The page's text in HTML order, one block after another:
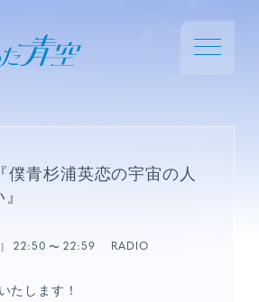
僕青杉浦英恋の宇宙の人
］22:50 22:59 RADIO
たします！